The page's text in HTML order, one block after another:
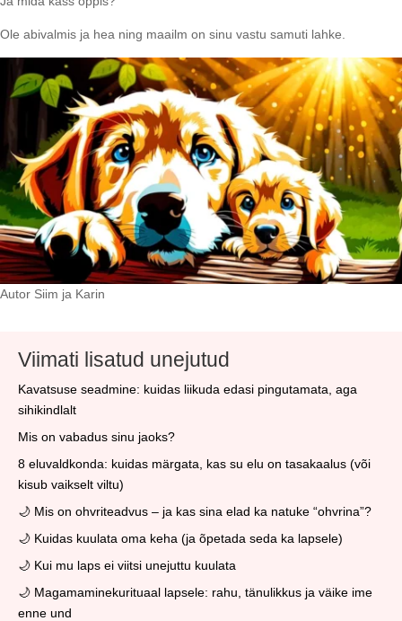
Ole abivalmis ja hea ning maailm on sinu vastu samuti lahke.
Autor Siim ja Karin
Viimati lisatud unejutud
Kavatsuse seadmine: kuidas liikuda edasi pingutamata, aga
sihikindlalt
Mis on vabadus sinu jaoks?
8 eluvaldkonda: kuidas märgata, kas su elu on tasakaalus (või
kisub vaikselt viltu)
🌙 Mis on ohvriteadvus – ja kas sina elad ka natuke “ohvrina”?
🌙 Kuidas kuulata oma keha (ja õpetada seda ka lapsele)
🌙 Kui mu laps ei viitsi unejuttu kuulata
🌙 Magamaminekurituaal lapsele: rahu, tänulikkus ja väike ime
enne und